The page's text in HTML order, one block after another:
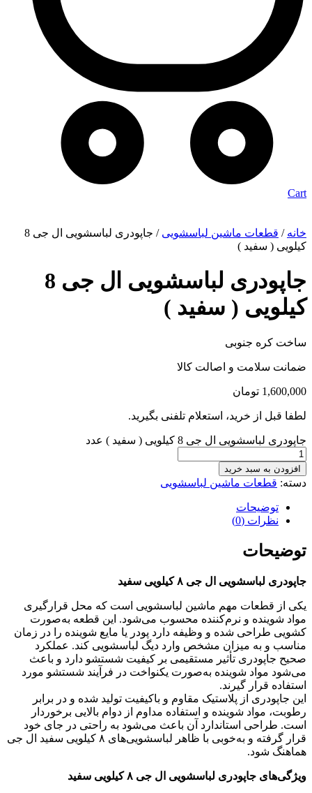
Cart
خانه / قطعات ماشین لباسشویی
/ جاپودری لباسشویی ال جی 8
کیلویی ( سفید )
جاپودری لباسشویی ال جی 8
کیلویی ( سفید )
ساخت کره جنوبی
ضمانت سلامت و اصالت کالا
1,600,000 تومان
لطفا قبل از خرید، استعلام تلفنی بگیرید.
جاپودری لباسشویی ال جی 8 کیلویی ( سفید ) عدد
افزودن به سبد خرید
دسته: قطعات ماشین لباسشویی
توضیحات
نظرات (0)
توضیحات
جاپودری لباسشویی ال جی ۸ کیلویی سفید
یکی از قطعات مهم ماشین لباسشویی است که محل قرارگیری
مواد شوینده و نرم‌کننده محسوب می‌شود. این قطعه به‌صورت
کشویی طراحی شده و وظیفه دارد پودر یا مایع شوینده را در زمان
مناسب و به میزان مشخص وارد دیگ لباسشویی کند. عملکرد
صحیح جاپودری تأثیر مستقیمی بر کیفیت شستشو دارد و باعث
می‌شود مواد شوینده به‌صورت یکنواخت در فرآیند شستشو مورد
استفاده قرار گیرند.
این جاپودری از پلاستیک مقاوم و باکیفیت تولید شده و در برابر
رطوبت، مواد شوینده و استفاده مداوم از دوام بالایی برخوردار
است. طراحی استاندارد آن باعث می‌شود به‌ راحتی در جای خود
قرار گرفته و به‌خوبی با ظاهر لباسشویی‌های ۸ کیلویی سفید ال جی
هماهنگ شود.
ویژگی‌های جاپودری لباسشویی ال جی ۸ کیلویی سفید